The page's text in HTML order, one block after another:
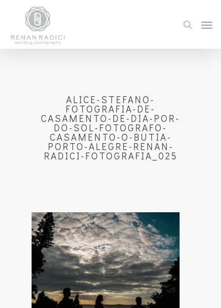
ALICE-STEFANO-
FOTOGRAFIA-DE-
CASAMENTO-DE-DIA-POR-
DO-SOL-FOTOGRAFO-
CASAMENTO-O-BUTIA-
PORTO-ALEGRE-RENAN-
RADICI-FOTOGRAFIA_025